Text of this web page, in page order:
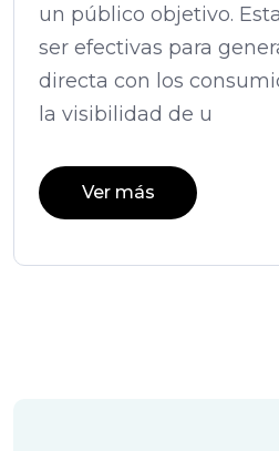
un público objetivo.
ser efectivas para
directa con los
la visibilidad de u
Ver más